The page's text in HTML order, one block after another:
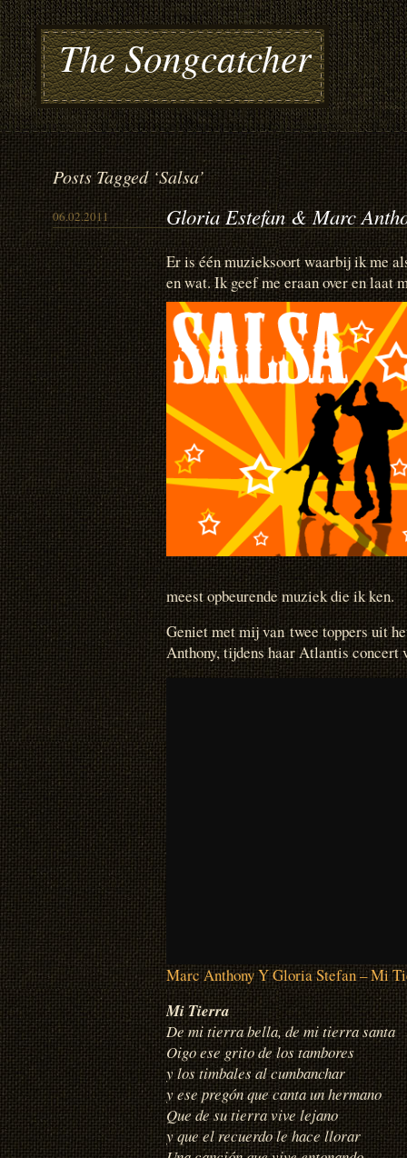
The Songcatcher
Posts Tagged ‘Salsa’
06.02.2011 Gloria Estefan & Marc
Er is één muzieksoort waarbij ik me
en wat. Ik geef me eraan over en laat
meest opbeurende muziek die ik ken.
Geniet met mij van twee toppers uit
Anthony, tijdens haar Atlantis concert
Marc Anthony Y Gloria Stefan – Mi
Mi Tierra
De mi tierra bella, de mi tierra santa
Oigo ese grito de los tambores
y los timbales al cumbanchar
y ese pregón que canta un hermano
Que de su tierra vive lejano
y que el recuerdo le hace llorar